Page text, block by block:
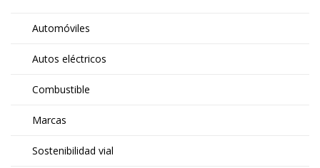
Automóviles
Autos eléctricos
Combustible
Marcas
Sostenibilidad vial